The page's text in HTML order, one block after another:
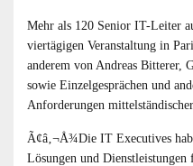
Mehr als 120 Senior IT-Leiter
viertägigen Veranstaltung in
anderem von Andreas Bitterer,
sowie Einzelgesprächen und
Anforderungen
Ã¢â‚¬Å¾Die IT Executives
Lösungen und